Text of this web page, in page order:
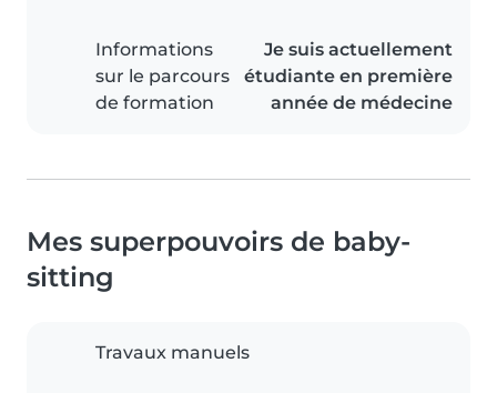
Informations
sur le parcours
de formation
Je suis actuellement
étudiante en première
année de médecine
Mes superpouvoirs de baby-
sitting
Travaux manuels